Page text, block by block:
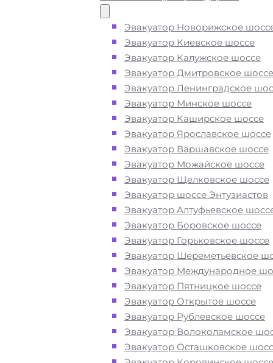
Эвакуатор Новорижское
Эвакуатор Киевское шоссе
Эвакуатор Калужское шоссе
Эвакуатор Дмитровское шоссе
Эвакуатор Ленинградское
Эвакуатор Минское шоссе
Эвакуатор Каширское шоссе
Эвакуатор Ярославское шоссе
Эвакуатор Варшавское шоссе
Эвакуатор Можайское шоссе
Эвакуатор Щелковское шоссе
Эвакуатор шоссе Энтузиастов
Эвакуатор Алтуфьевское
Эвакуатор Боровское шоссе
Эвакуатор Горьковское шоссе
Эвакуатор Шереметьевское
Эвакуатор Международное
Эвакуатор Пятницкое шоссе
Эвакуатор Открытое шоссе
Эвакуатор Рублевское шоссе
Эвакуатор Волоколамское
Эвакуатор Осташковское
Малых Снопах производится
Погрузим бережно- в наличии всё
оборудование для эвакуации и
перевозки автомобиля по Малым
Снопам при поломке или после
Перевезём аккуратно- за рулем
автоэвакуаторов только водители
профессионалы
Цена известна при заказе услуги
Малые Снопы
недорого" - доступная стоимость
без скрытых наценок
Круглосуточная поддержка -
службы эвакуации в Малых Снопах
осуществляется 24 часа в сутки
Закажите услугу "эвакуатор